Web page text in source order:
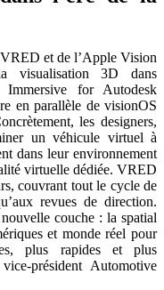
et de l’Apple Vision
visualisation 3D dans
Immersive for Autodesk
en parallèle de visionOS
les designers,
un véhicule virtuel à
dans leur environnement
virtuelle dédiée. VRED
couvrant tout le cycle de
revues de direction.
couche : la spatial
et monde réel pour
plus rapides et plus
président Automotive